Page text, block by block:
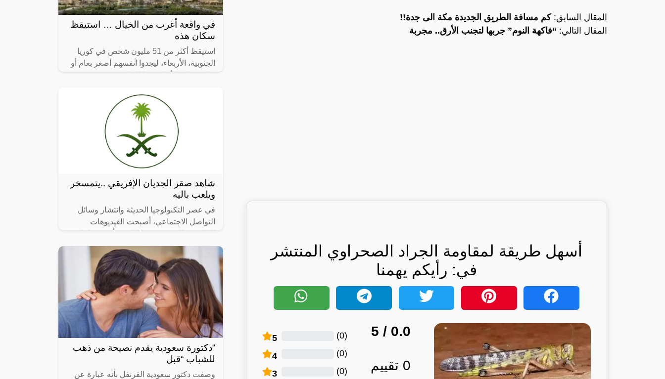
المقال السابق:كم مسافة الطريق الجديدة مكة الى جدة!!
المقال التالي: “فاكهة النوم” جربها لتجنب الأرق.. مجربة
أسهل طريقة لمقاومة الجراد الصحراوي المنتشر
في: رأيكم يهمنا
0.0
/ 5
0 تقييم
5 (
0
)
4 (
0
)
3 (
0
)
في واقعة أغرب من الخيال … استيقظ
سكان هذه
استيقظ أكثر من 51 مليون شخص في كوريا
الجنوبية، الأربعاء، ليجدوا أنفسهم أصغر بعام أو
شاهد صقر الجديان الإفريقي ..يتمسخر
ويلعب باليه
في عصر التكنولوجيا الحديثة وانتشار وسائل
التواصل الاجتماعي، أصبحت الفيديوهات
اليومية، ومن بين الفيديوهات التي انتشرت
“دكتورة سعودية يقدم نصيحة من ذهب
للشباب “قبل
وصفت دكتور سعودية القرنفل بأنه عبارة عن